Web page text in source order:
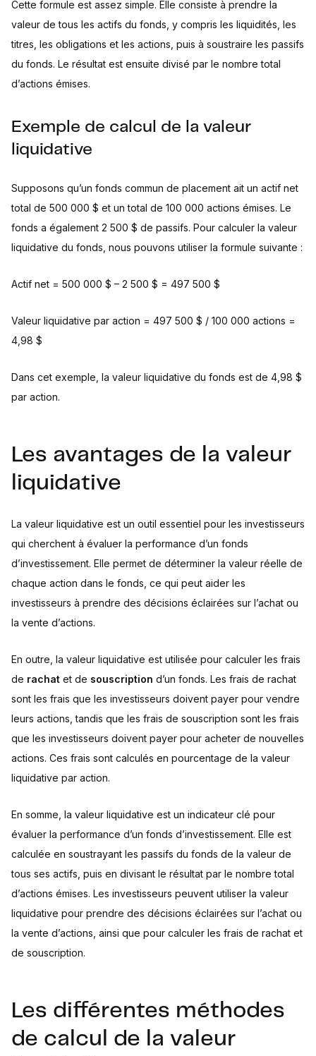
Cette formule est assez simple. Elle consiste à prendre la
valeur de tous les actifs du fonds, y compris les liquidités, les
titres, les obligations et les actions, puis à soustraire les passifs
du fonds. Le résultat est ensuite divisé par le nombre total
d’actions émises.
Exemple de calcul de la valeur
liquidative
Supposons qu’un fonds commun de placement ait un actif net
total de 500 000 $ et un total de 100 000 actions émises. Le
fonds a également 2 500 $ de passifs. Pour calculer la valeur
liquidative du fonds, nous pouvons utiliser la formule suivante :
Actif net = 500 000 $ – 2 500 $ = 497 500 $
Valeur liquidative par action = 497 500 $ / 100 000 actions =
4,98 $
Dans cet exemple, la valeur liquidative du fonds est de 4,98 $
par action.
Les avantages de la valeur
liquidative
La valeur liquidative est un outil essentiel pour les investisseurs
qui cherchent à évaluer la performance d’un fonds
d’investissement. Elle permet de déterminer la valeur réelle de
chaque action dans le fonds, ce qui peut aider les
investisseurs à prendre des décisions éclairées sur l’achat ou
la vente d’actions.
En outre, la valeur liquidative est utilisée pour calculer les frais
de rachat et de souscription d’un fonds. Les frais de rachat
sont les frais que les investisseurs doivent payer pour vendre
leurs actions, tandis que les frais de souscription sont les frais
que les investisseurs doivent payer pour acheter de nouvelles
actions. Ces frais sont calculés en pourcentage de la valeur
liquidative par action.
En somme, la valeur liquidative est un indicateur clé pour
évaluer la performance d’un fonds d’investissement. Elle est
calculée en soustrayant les passifs du fonds de la valeur de
tous ses actifs, puis en divisant le résultat par le nombre total
d’actions émises. Les investisseurs peuvent utiliser la valeur
liquidative pour prendre des décisions éclairées sur l’achat ou
la vente d’actions, ainsi que pour calculer les frais de rachat et
de souscription.
Les différentes méthodes
de calcul de la valeur